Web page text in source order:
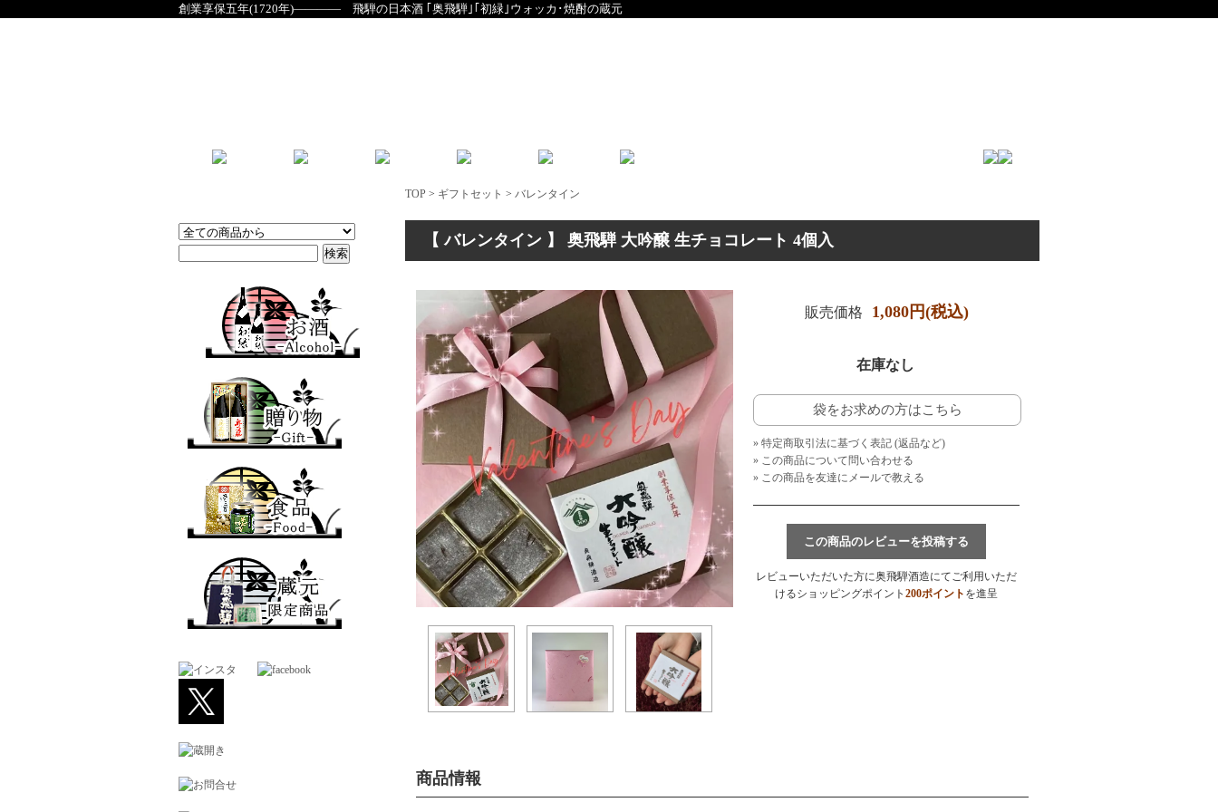
創業享保五年(1720年)―――― 飛騨の日本酒 ｢奥飛騨｣｢初緑｣ウォッカ･焼酎の蔵元
TOP > ギフトセット > バレンタイン
【 バレンタイン 】 奥飛騨 大吟醸 生チョコレート 4個入
販売価格 1,080円(税込)
在庫なし
袋をお求めの方はこちら
» 特定商取引法に基づく表記 (返品など)
» この商品について問い合わせる
» この商品を友達にメールで教える
この商品のレビューを投稿する
レビューいただいた方に奥飛騨酒造にてご利用いただ
けるショッピングポイント 200ポイント を進呈
商品情報